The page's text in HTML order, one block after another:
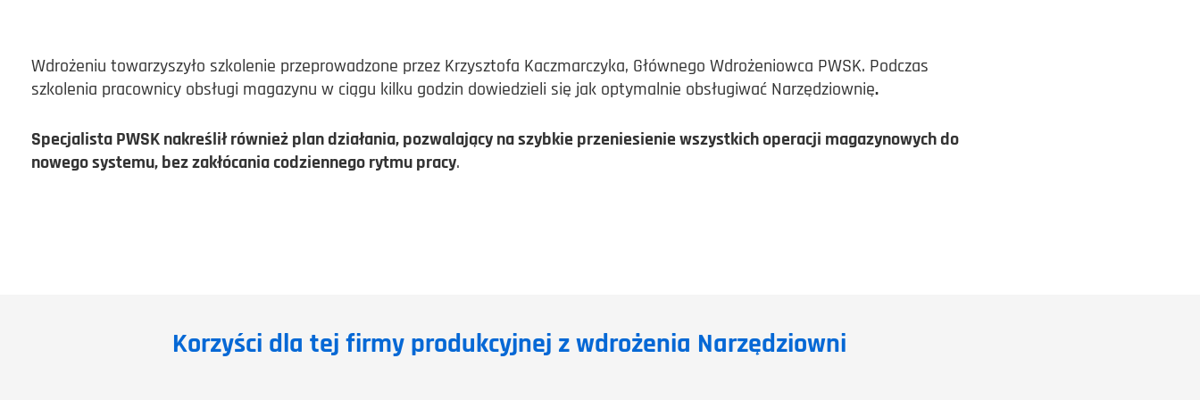
Wdrożeniu towarzyszyło szkolenie przeprowadzone przez Krzysztofa Kaczmarczyka, Głównego Wdrożeniowca PWSK. Podczas
szkolenia pracownicy obsługi magazynu w ciągu kilku godzin dowiedzieli się jak optymalnie obsługiwać Narzędziownię.
Specjalista PWSK nakreślił również plan działania, pozwalający na szybkie przeniesienie wszystkich operacji magazynowych do
nowego systemu, bez zakłócania codziennego rytmu pracy.
Korzyści dla tej firmy produkcyjnej z wdrożenia Narzędziowni